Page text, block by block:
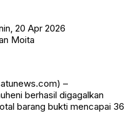
20 Apr 2026
Moita
–
berhasil digagalkan
barang bukti mencapai 36